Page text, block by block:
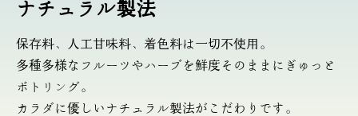
ナチュラル製法
保存料、人工甘味料、着色料は一切不使用。
多種多様なフルーツやハーブを鮮度そのままにぎゅっと
ボトリング。
カラダに優しいナチュラル製法がこだわりです。